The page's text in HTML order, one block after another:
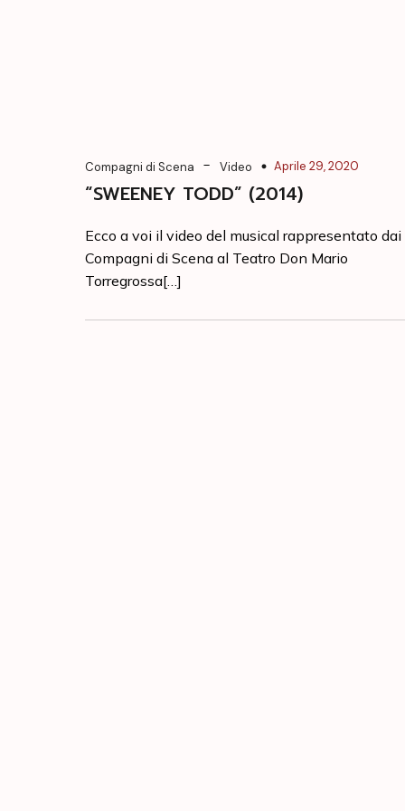
Compagni di Scena - Video Aprile 29, 2020
“SWEENEY TODD” (2014)
Ecco a voi il video del musical rappresentato dai
Compagni di Scena al Teatro Don Mario
Torregrossa[…]